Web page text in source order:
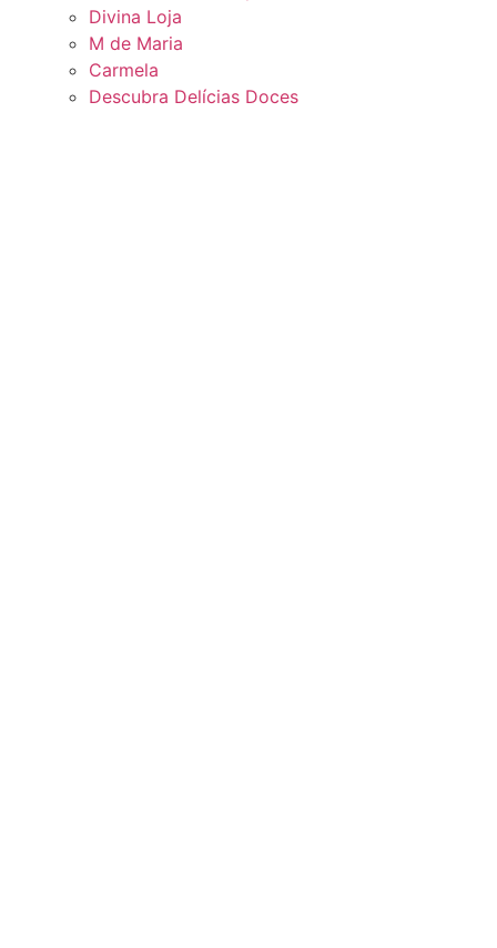
Divina Loja
M de Maria
Carmela
Descubra Delícias Doces